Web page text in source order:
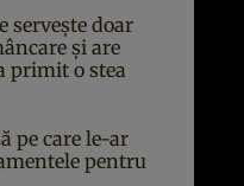
servește doar
și are
primit o stea
pe care le-ar
pentru